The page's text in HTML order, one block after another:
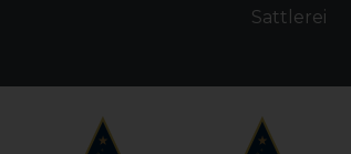
Sattlerei